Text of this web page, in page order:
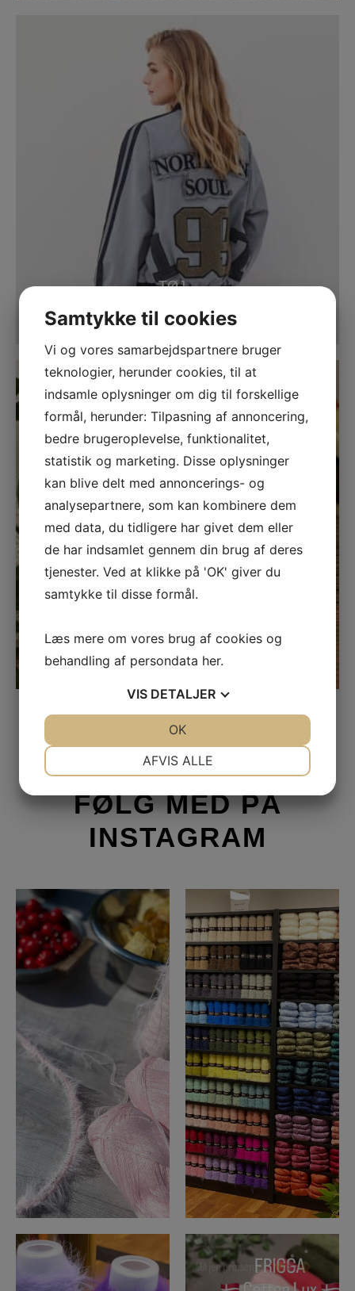
TØJ
156 PRODUKTER
DIV. BUTIKSVARER
6 KATEGORIER
FØLG MED PÅ
INSTAGRAM
For præcis 1 mdr siden slog jeg
masker op til en...
Se lige så flot reolen ser ud med
de nye garner,...
30 0
Endelig kan vi sige HEJ 👋🏻 til
endnu et nyt...
Må jeg endelig præsentere 🥁❤️
C O T T O N L...
Samtykke til cookies
Vi og vores samarbejdspartnere bruger
teknologier, herunder cookies, til at
indsamle oplysninger om dig til forskellige
formål, herunder: Tilpasning af annoncering,
bedre brugeroplevelse, funktionalitet,
statistik og marketing. Disse oplysninger
kan blive delt med annoncerings- og
analysepartnere, som kan kombinere dem
med data, du tidligere har givet dem eller
de har indsamlet gennem din brug af deres
tjenester. Ved at klikke på 'OK' giver du
samtykke til disse formål.
Læs mere om vores brug af cookies og
behandling af persondata her.
VIS DETALJER
MARKETING STATISTIK
AFVIS ALLE
OK